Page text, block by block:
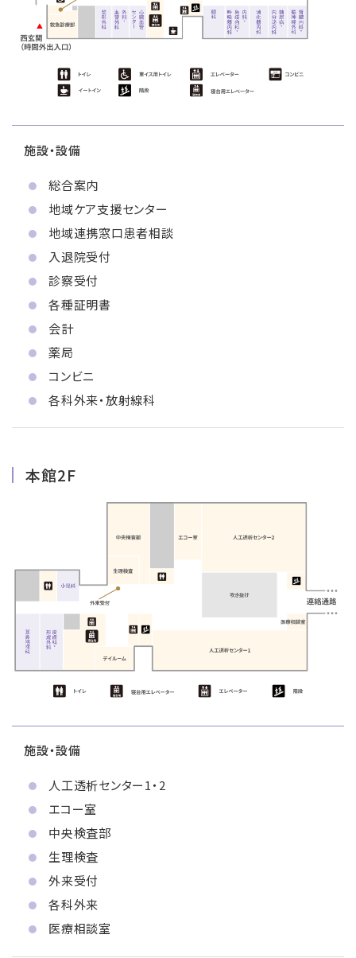
施設・設備
総合案内
地域ケア支援センター
地域連携窓口患者相談
入退院受付
診察受付
各種証明書
会計
薬局
コンビニ
各科外来・放射線科
本館2F
施設・設備
人工透析センター1・2
エコー室
中央検査部
生理検査
外来受付
各科外来
医療相談室